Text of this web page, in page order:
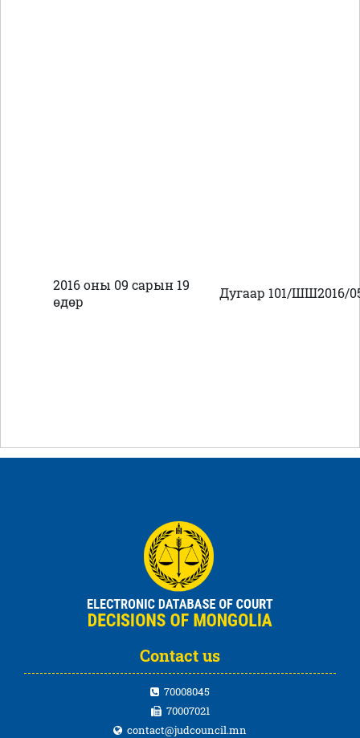
2016 оны 09 сарын 19
өдөр
Дугаар 101/ШШ2016/
Contact us
70008045
70007021
contact@judcouncil.mn